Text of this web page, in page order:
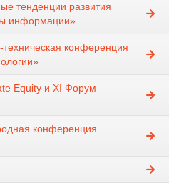
тенденции развития
информации»
конференция
Equity и XI Форум
конференция